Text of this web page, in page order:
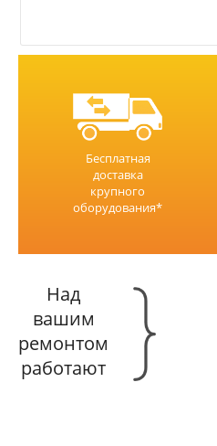
Бесплатная
доставка
крупного
оборудования*
Над
вашим
ремонтом
работают